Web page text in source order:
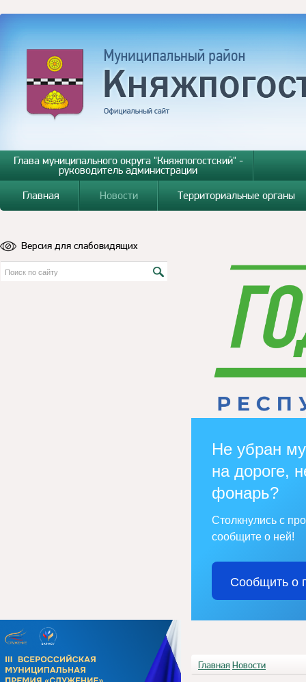
Глава муниципального округа "Княжпогостский" -
руководитель администрации
Главная
Новости Территориальные органы
Версия для слабовидящих
Не убран
на дороге,
фонарь?
Столкнулись с
сообщите о ней!
Сообщить о
Главная Новости